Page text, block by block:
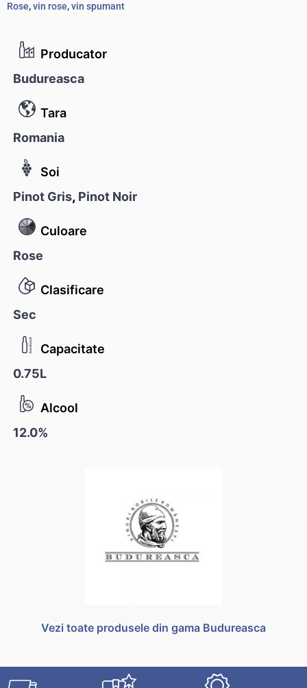
Producator
Budureasca
Tara
Romania
Soi
Pinot Gris, Pinot Noir
Culoare
Rose
Clasificare
Sec
Capacitate
0.75L
Alcool
12.0%
Vezi toate produsele din gama Budureasca
Rose,vin rose,vin spumant